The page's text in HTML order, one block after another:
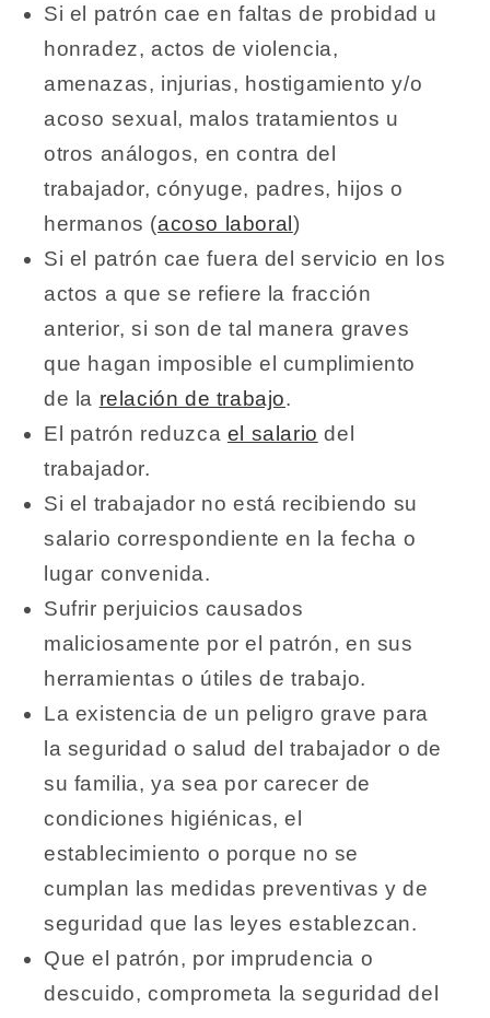
Si el patrón cae en faltas de probidad u
honradez, actos de violencia,
amenazas, injurias, hostigamiento y/o
acoso sexual, malos tratamientos u
otros análogos, en contra del
trabajador, cónyuge, padres, hijos o
hermanos (acoso laboral )
Si el patrón cae fuera del servicio en los
actos a que se refiere la fracción
anterior, si son de tal manera graves
que hagan imposible el cumplimiento
de la relación de trabajo.
El patrón reduzca el salario del
trabajador.
Si el trabajador no está recibiendo su
salario correspondiente en la fecha o
lugar convenida.
Sufrir perjuicios causados
maliciosamente por el patrón, en sus
herramientas o útiles de trabajo.
La existencia de un peligro grave para
la seguridad o salud del trabajador o de
su familia, ya sea por carecer de
condiciones higiénicas, el
establecimiento o porque no se
cumplan las medidas preventivas y de
seguridad que las leyes establezcan.
Que el patrón, por imprudencia o
descuido, comprometa la seguridad del